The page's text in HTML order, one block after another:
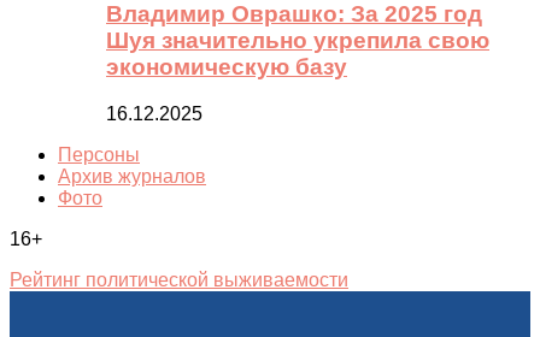
Владимир Оврашко: За 2025 год
Шуя значительно укрепила свою
экономическую базу
16.12.2025
Персоны
Архив журналов
Фото
16+
Рейтинг политической выживаемости